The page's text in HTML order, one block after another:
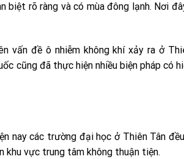
biệt rõ ràng và có mùa đông lạnh. Nơi
vấn đề ô nhiễm không khí xảy ra ở
cũng đã thực hiện nhiều biện pháp có
nay các trường đại học ở Thiên Tân
khu vực trung tâm không thuận tiện.